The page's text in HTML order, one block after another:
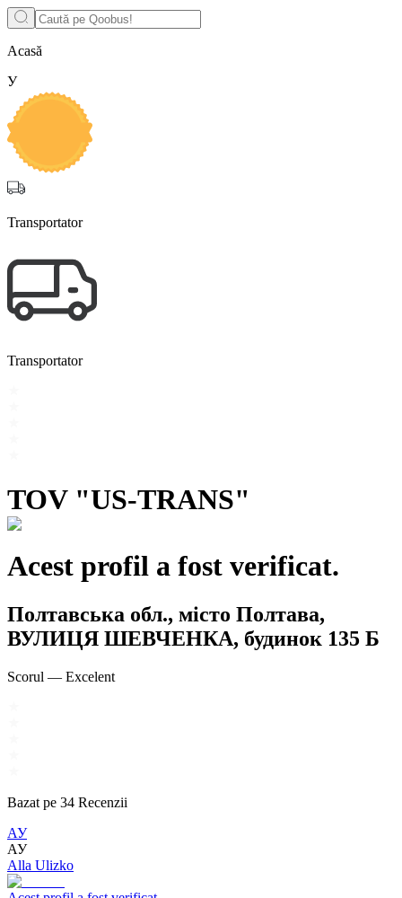
Acasă
У
Transportator
Transportator
TOV "US-TRANS"
Acest profil a fost verificat.
Полтавська обл., місто Полтава,
ВУЛИЦЯ ШЕВЧЕНКА, будинок 135 Б
Scorul — Excelent
Bazat pe 34 Recenzii
АУ
АУ
Alla Ulizko